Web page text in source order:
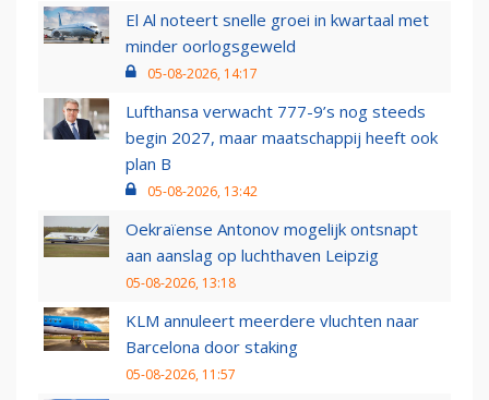
El Al noteert snelle groei in kwartaal met
minder oorlogsgeweld
05-08-2026, 14:17
Lufthansa verwacht 777-9’s nog steeds
begin 2027, maar maatschappij heeft ook
plan B
05-08-2026, 13:42
Oekraïense Antonov mogelijk ontsnapt
aan aanslag op luchthaven Leipzig
05-08-2026, 13:18
KLM annuleert meerdere vluchten naar
Barcelona door staking
05-08-2026, 11:57